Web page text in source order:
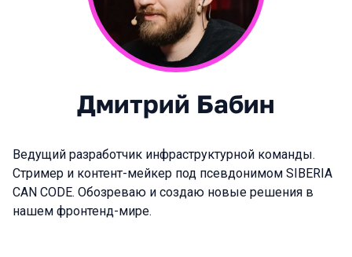
Дмитрий Бабин
Ведущий разработчик инфраструктурной команды.
Стример и контент-мейкер под псевдонимом SIBERIA
CAN CODE. Обозреваю и создаю новые решения в
нашем фронтенд-мире.